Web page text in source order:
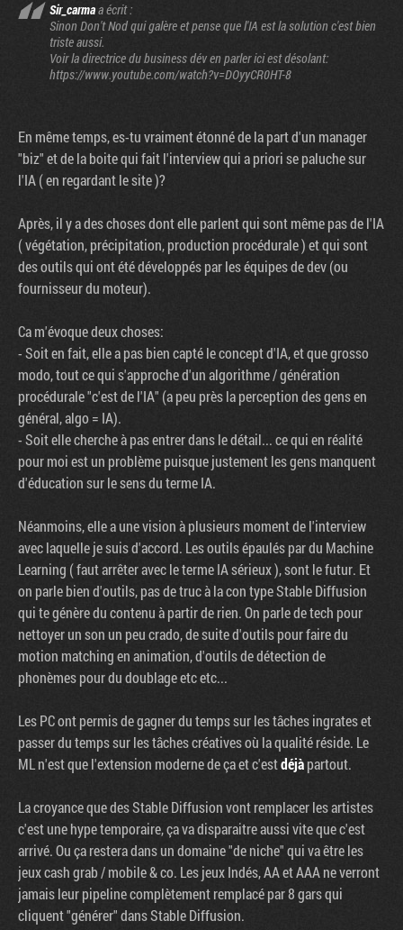
Sir_carmaa écrit :
Sinon Don't Nod qui galère et pense que l'IA est la solution c'est bien
triste aussi.
Voir la directrice du business dév en parler ici est désolant:
https://www.youtube.com/watch?v=DOyyCR0HT-8
En même temps, es-tu vraiment étonné de la part d'un manager
"biz" et de la boite qui fait l'interview qui a priori se paluche sur
l'IA ( en regardant le site )?
Après, il y a des choses dont elle parlent qui sont même pas de l'IA
( végétation, précipitation, production procédurale ) et qui sont
des outils qui ont été développés par les équipes de dev (ou
fournisseur du moteur).
Ca m'évoque deux choses:
- Soit en fait, elle a pas bien capté le concept d'IA, et que grosso
modo, tout ce qui s'approche d'un algorithme / génération
procédurale "c'est de l'IA" (a peu près la perception des gens en
général, algo = IA).
- Soit elle cherche à pas entrer dans le détail... ce qui en réalité
pour moi est un problème puisque justement les gens manquent
d'éducation sur le sens du terme IA.
Néanmoins, elle a une vision à plusieurs moment de l'interview
avec laquelle je suis d'accord. Les outils épaulés par du Machine
Learning ( faut arrêter avec le terme IA sérieux ), sont le futur. Et
on parle bien d'outils, pas de truc à la con type Stable Diffusion
qui te génère du contenu à partir de rien. On parle de tech pour
nettoyer un son un peu crado, de suite d'outils pour faire du
motion matching en animation, d'outils de détection de
phonèmes pour du doublage etc etc...
Les PC ont permis de gagner du temps sur les tâches ingrates et
passer du temps sur les tâches créatives où la qualité réside. Le
ML n'est que l'extension moderne de ça et c'estdéjàpartout.
La croyance que des Stable Diffusion vont remplacer les artistes
c'est une hype temporaire, ça va disparaitre aussi vite que c'est
arrivé. Ou ça restera dans un domaine "de niche" qui va être les
jeux cash grab / mobile & co. Les jeux Indés, AA et AAA ne verront
jamais leur pipeline complètement remplacé par 8 gars qui
cliquent "générer" dans Stable Diffusion.